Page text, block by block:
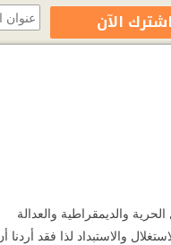
من أجل الحرية والديمقراطية والعدالة
والاستبداد لذا فقد أردنا
اشترك الآن